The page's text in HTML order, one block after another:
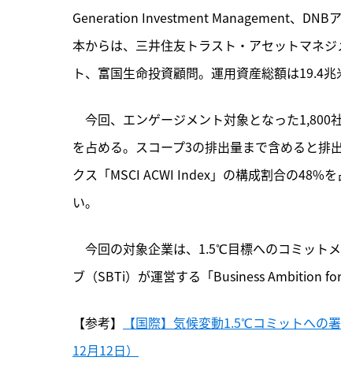
Generation Investment Management、DNB
本からは、三井住友トラスト・アセットマネ
ト、富国生命投資顧問。運用資産総額は19.4兆
今回、エンゲージメント対象となった1,800
を占める。スコープ3の排出量まで含めると排
クス「MSCI ACWI Index」の構成割合の48%
い。
今回の対象企業は、1.5℃目標へのコミット
ブ（SBTi）が運営する「Business Ambition
【参考】
【国際】気候変動1.5℃コミットへの
12月12日）